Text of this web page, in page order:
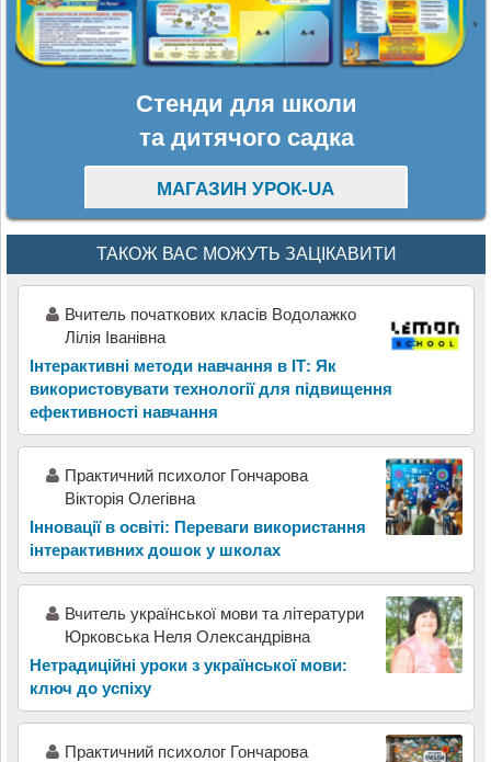
Стенди для школи
та дитячого садка
МАГАЗИН УРОК-UA
ТАКОЖ ВАС МОЖУТЬ ЗАЦІКАВИТИ
Вчитель початкових класів Водолажко
Лілія Іванівна
Інтерактивні методи навчання в ІТ: Як
використовувати технології для підвищення
ефективності навчання
Практичний психолог Гончарова
Вікторія Олегівна
Інновації в освіті: Переваги використання
інтерактивних дошок у школах
Вчитель української мови та літератури
Юрковська Неля Олександрівна
Нетрадиційні уроки з української мови:
ключ до успіху
Практичний психолог Гончарова